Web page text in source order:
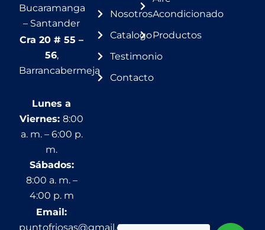
Bucaramanga
– Santander
Cra 20 # 55 –
56,
Barrancabermeja
Lunes a
Viernes:8:00
a. m. – 6:00 p.
m.
Sábados:
8:00 a. m. –
4:00 p. m
Email:
puntofriosas@gmail.com
Nosotros
Catalogo
Testimonio
Contacto
Acondicionado
Productos